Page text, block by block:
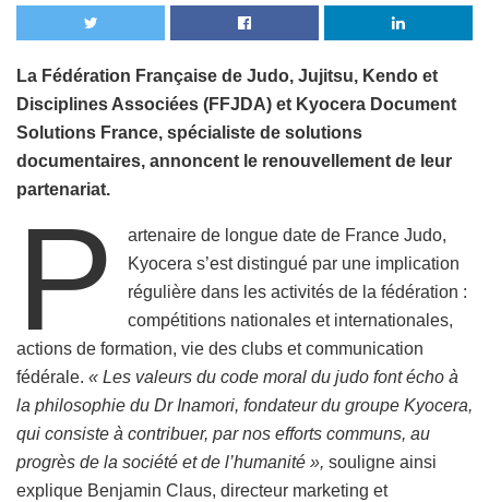
La Fédération Française de Judo, Jujitsu, Kendo et
Disciplines Associées (FFJDA) et Kyocera Document
Solutions France, spécialiste de solutions
documentaires, annoncent le renouvellement de leur
partenariat.
P
artenaire de longue date de France Judo,
Kyocera s’est distingué par une implication
régulière dans les activités de la fédération :
compétitions nationales et internationales,
actions de formation, vie des clubs et communication
fédérale. « Les valeurs du code moral du judo font écho à
la philosophie du Dr Inamori, fondateur du groupe Kyocera,
qui consiste à contribuer, par nos efforts communs, au
progrès de la société et de l’humanité », souligne ainsi
explique Benjamin Claus, directeur marketing et